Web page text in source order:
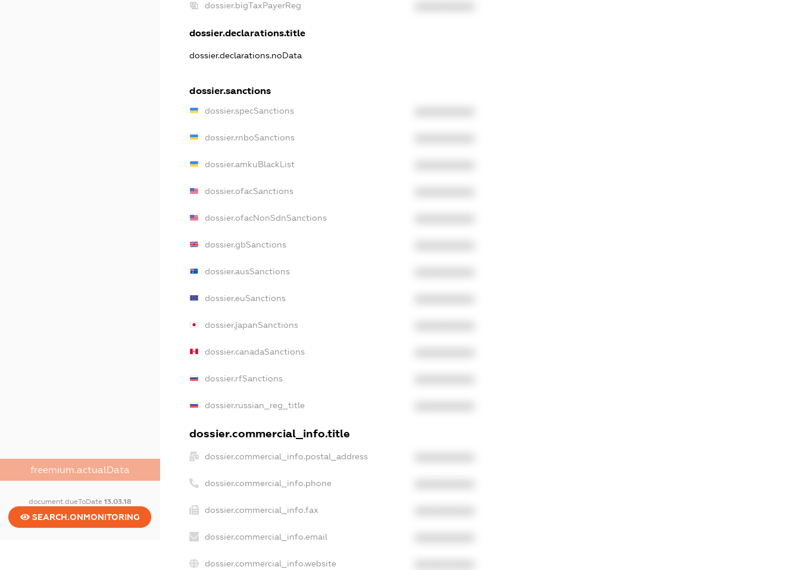
freemium.actualData
document.dueToDate 13.03.18
SEARCH.ONMONITORING
dossier.bigTaxPayerReg
dossier.declarations.title
dossier.declarations.noData
dossier.sanctions
dossier.specSanctions
dossier.rnboSanctions
dossier.amkuBlackList
dossier.ofacSanctions
dossier.ofacNonSdnSanctions
dossier.gbSanctions
dossier.ausSanctions
dossier.euSanctions
dossier.japanSanctions
dossier.canadaSanctions
dossier.rfSanctions
dossier.russian_reg_title
dossier.commercial_info.title
dossier.commercial_info.postal_address
dossier.commercial_info.phone
dossier.commercial_info.fax
dossier.commercial_info.email
dossier.commercial_info.website